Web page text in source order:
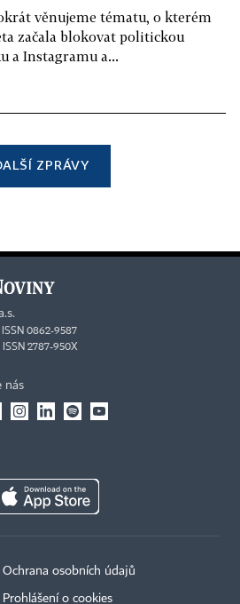
věnujeme tématu, o kterém
začala blokovat politickou
a Instagramu a...
ZPRÁVY
0862-9587
2787-950X
nás
Ochrana osobních údajů
Prohlášení o cookies